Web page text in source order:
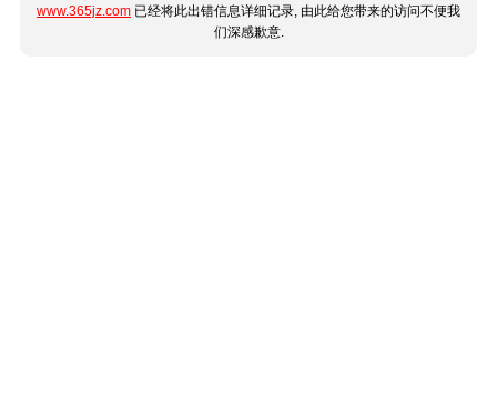
www.365jz.com 已经将此出错信息详细记录, 由此给您带来的访问不便我
们深感歉意.